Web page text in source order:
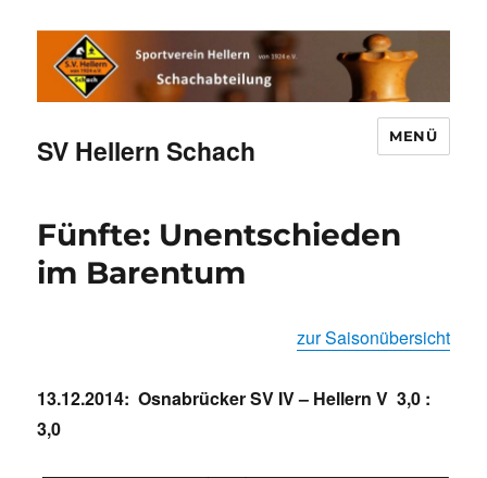
SV Hellern Schach MENÜ
Fünfte: Unentschieden
im Barentum
zur Saisonübersicht
13.12.2014: Osnabrücker SV IV – Hellern V 3,0 :
3,0